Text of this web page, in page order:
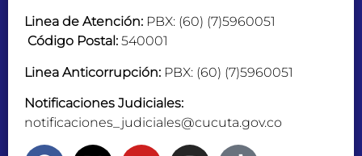
Linea de Atención: PBX: (60) (7)5960051
Código Postal: 540001
Linea Anticorrupción: PBX: (60) (7)5960051
Notificaciones Judiciales:
notificaciones_judiciales@cucuta.gov.co